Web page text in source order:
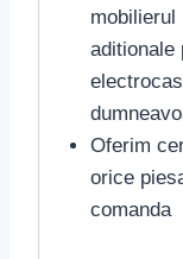
mobilierul
aditionale
Oferim
orice
comanda